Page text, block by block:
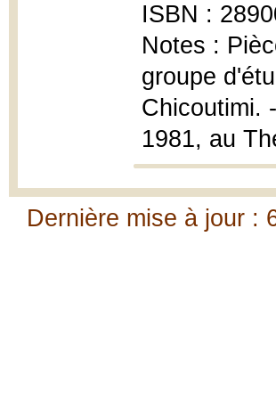
ISBN :
Notes :
groupe
Chicoutimi.
1981, au
Dernière mise à jour :